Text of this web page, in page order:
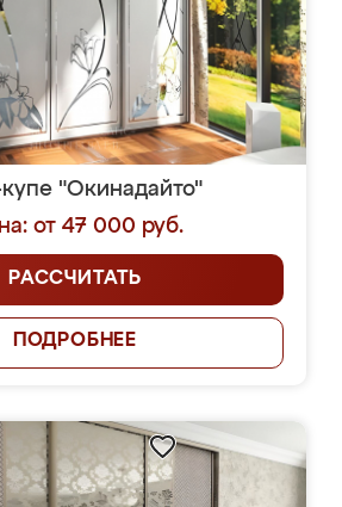
"Окинадайто"
от 47 000 руб.
РАССЧИТАТЬ
ПОДРОБНЕЕ